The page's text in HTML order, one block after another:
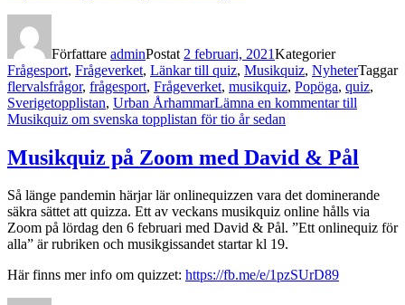
Författare adminPostat 2 februari, 2021Kategorier
Frågesport, Frågeverket, Länkar till quiz, Musikquiz, NyheterTaggar
flervalsfrågor, frågesport, Frågeverket, musikquiz, Popöga, quiz,
Sverigetopplistan, Urban ÅrhammarLämna en kommentartill
Musikquiz om svenska topplistan för tio år sedan
Musikquiz på Zoom med David & Pål
Så länge pandemin härjar lär onlinequizzen vara det dominerande
säkra sättet att quizza. Ett av veckans musikquiz online hålls via
Zoom på lördag den 6 februari med David & Pål. ”Ett onlinequiz för
alla” är rubriken och musikgissandet startar kl 19.
Här finns mer info om quizzet: https://fb.me/e/1pzSUrD89